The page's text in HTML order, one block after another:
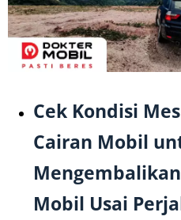
Cek Kondisi
Cairan Mobil
Mobil Usai